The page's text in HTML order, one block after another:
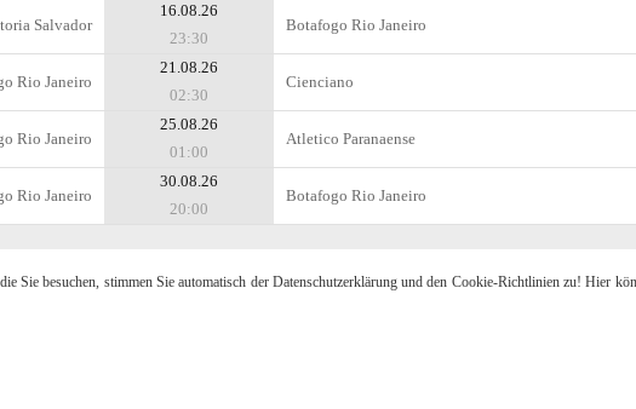
Salvador
16.08.26
23:30
Botafogo Rio Janeiro
Rio Janeiro
21.08.26
02:30
Cienciano
Rio Janeiro
25.08.26
01:00
Atletico Paranaense
Rio Janeiro
30.08.26
20:00
Botafogo Rio Janeiro
Sie besuchen, stimmen Sie automatisch der Datenschutzerklärung und den Cookie-Richtlinien zu! Hier